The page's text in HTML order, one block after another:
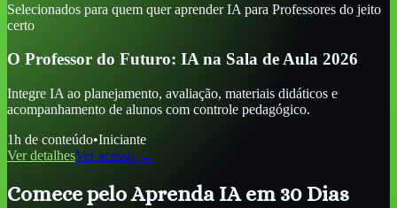
Selecionados para quem quer aprenderIA para Professores do jeito
certo
O Professor do Futuro: IA na Sala de Aula 2026
Integre IA ao planejamento, avaliação, materiais didáticos e
acompanhamento de alunos com controle pedagógico.
1h de conteúdo•Iniciante
Ver detalhesVer acesso →
Comece pelo Aprenda IA em 30 Dias